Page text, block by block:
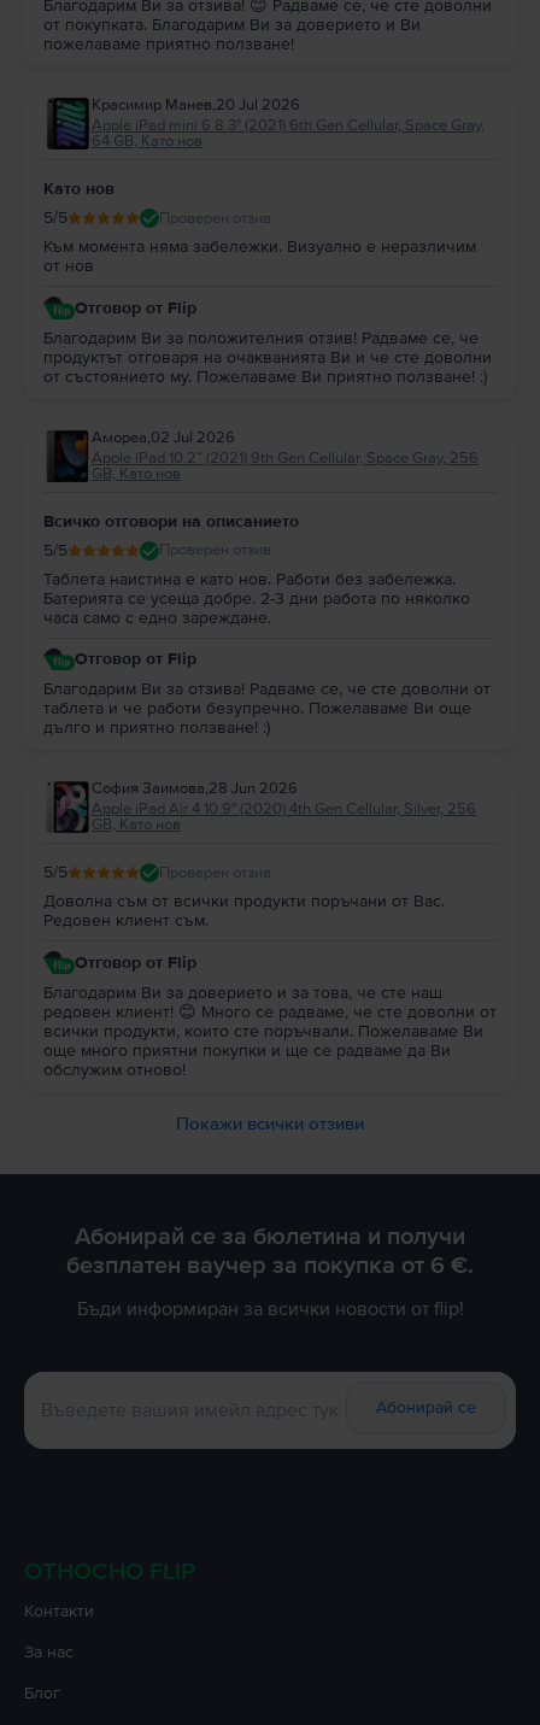
512GB,iPad Pro 2 11.0"с 1TB илиiPad Pro 2 11.0"с 2TB? Кой таблет е по-
добър?
Всичко зависи от твоите нужди от вътрешна памет, така че, няма
тази с по-малко GB, нашето предложение е да избереш модела с
повече памет.
Мога ли да закупя
Може да притежаваш таблета
разсроченос до 48 месечни вноски
Pro 2 11.0" (2020) 2nd Genна изплащане.
ВъвFlip.bg
бюджет.
Благодарим Ви за отзива! 😊 Радваме се, че сте доволни
от покупката. Благодарим Ви за доверието и Ви
пожелаваме приятно ползване!
Красимир Манев,20 Jul 2026
Apple iPad mini 6 8.3" (2021) 6th Gen Cellular, Space Gray,
64 GB, Като нов
Като нов
5/5 Проверен отзив
Към момента няма забележки. Визуално е неразличим
от нов
Отговор от Flip
Благодарим Ви за положителния отзив! Радваме се, че
продуктът отговаря на очакванията Ви и че сте доволни
от състоянието му. Пожелаваме Ви приятно ползване! :)
Амореа,02 Jul 2026
Apple iPad 10.2” (2021) 9th Gen Cellular, Space Gray, 256
GB, Като нов
Всичко отговори на описанието
5/5 Проверен отзив
Таблета наистина е като нов. Работи без забележка.
Батерията се усеща добре. 2-3 дни работа по няколко
часа само с едно зареждане.
Отговор от Flip
Благодарим Ви за отзива! Радваме се, че сте доволни от
таблета и че работи безупречно. Пожелаваме Ви още
дълго и приятно ползване! :)
София Заимова,28 Jun 2026
Apple iPad Air 4 10.9" (2020) 4th Gen Cellular, Silver, 256
GB, Като нов
5/5 Проверен отзив
Доволна съм от всички продукти поръчани от Вас.
Редовен клиент съм.
Отговор от Flip
Благодарим Ви за доверието и за това, че сте наш
редовен клиент! 😊 Много се радваме, че сте доволни от
всички продукти, които сте поръчвали. Пожелаваме Ви
още много приятни покупки и ще се радваме да Ви
обслужим отново!
Покажи всички отзиви
Абонирай се за бюлетина и получи
безплатен ваучер за покупка от 6 €.
Бъди информиран за всички новости от flip!
Абонирай се
ОТНОСНО FLIP
Контакти
За нас
Блог